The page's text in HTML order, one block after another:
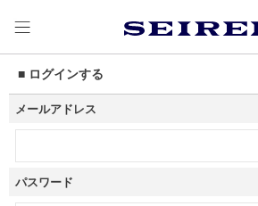
■ ログインする
メールアドレス
パスワード